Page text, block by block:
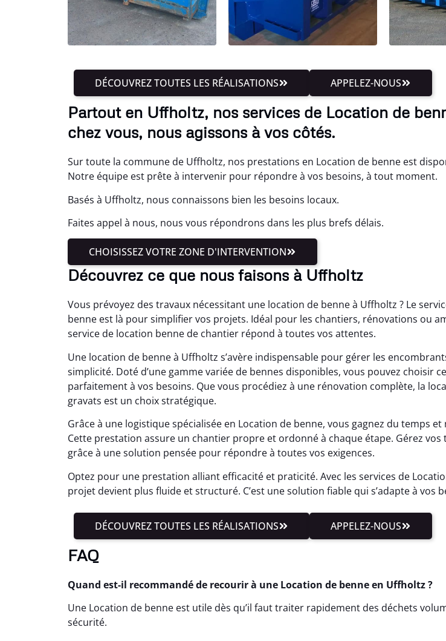
DÉCOUVREZ TOUTES LES RÉALISATIONS APPELEZ-NOUS
Partout en Uffholtz, nos services de Location de
chez vous, nous agissons à vos côtés.
Sur toute la commune de Uffholtz, nos prestations en Location de benne est
Notre équipe est prête à intervenir pour répondre à vos besoins, à tout moment.
Basés à Uffholtz, nous connaissons bien les besoins locaux.
Faites appel à nous, nous vous répondrons dans les plus brefs délais.
CHOISISSEZ VOTRE ZONE D'INTERVENTION
Découvrez ce que nous faisons à Uffholtz
Vous prévoyez des travaux nécessitant une location de benne à Uffholtz ? Le
benne est là pour simplifier vos projets. Idéal pour les chantiers, rénovations ou
service de location benne de chantier répond à toutes vos attentes.
Une location de benne à Uffholtz s’avère indispensable pour gérer les
simplicité. Doté d’une gamme variée de bennes disponibles, vous pouvez choisir
parfaitement à vos besoins. Que vous procédiez à une rénovation complète, la
gravats est un choix stratégique.
Grâce à une logistique spécialisée en Location de benne, vous gagnez du temps
Cette prestation assure un chantier propre et ordonné à chaque étape. Gérez vos
grâce à une solution pensée pour répondre à toutes vos exigences.
Optez pour une prestation alliant efficacité et praticité. Avec les services de
projet devient plus fluide et structuré. C’est une solution fiable qui s’adapte à vos
DÉCOUVREZ TOUTES LES RÉALISATIONS APPELEZ-NOUS
FAQ
Quand est-il recommandé de recourir à une Location de benne en Uffholtz ?
Une Location de benne est utile dès qu’il faut traiter rapidement des déchets
sécurité.